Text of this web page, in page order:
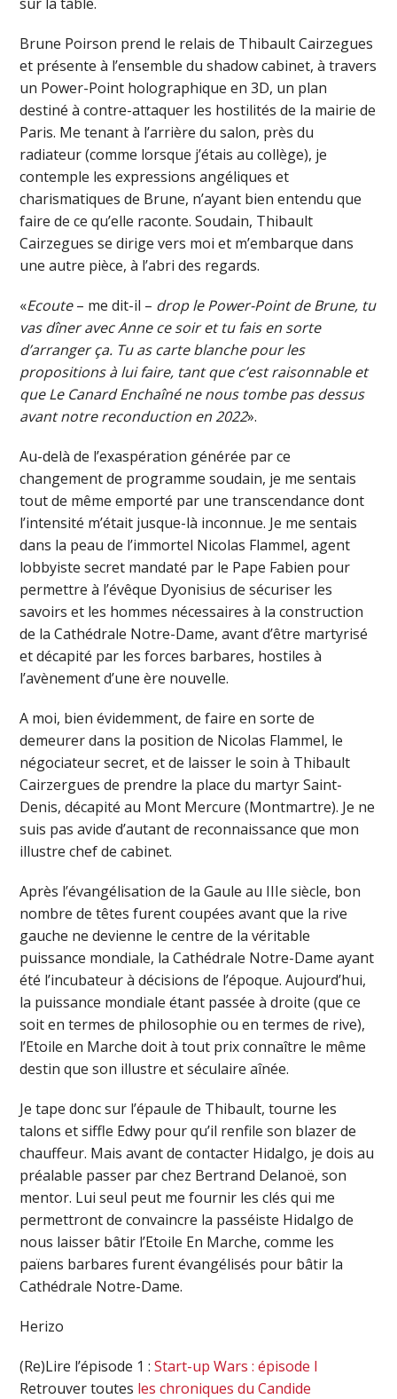
Brune Poirson prend le relais de Thibault Cairzegues
et présente à l’ensemble du shadow cabinet, à travers
un Power-Point holographique en 3D, un plan
destiné à contre-attaquer les hostilités de la mairie de
Paris. Me tenant à l’arrière du salon, près du
radiateur (comme lorsque j’étais au collège), je
contemple les expressions angéliques et
charismatiques de Brune, n’ayant bien entendu que
faire de ce qu’elle raconte. Soudain, Thibault
Cairzegues se dirige vers moi et m’embarque dans
une autre pièce, à l’abri des regards.
«Ecoute– me dit-il – drop le Power-Point de Brune, tu
vas dîner avec Anne ce soir et tu fais en sorte
d’arranger ça. Tu as carte blanche pour les
propositions à lui faire, tant que c’est raisonnable et
que Le Canard Enchaîné ne nous tombe pas dessus
avant notre reconduction en 2022».
Au-delà de l’exaspération générée par ce
changement de programme soudain, je me sentais
tout de même emporté par une transcendance dont
l’intensité m’était jusque-là inconnue. Je me sentais
dans la peau de l’immortel Nicolas Flammel, agent
lobbyiste secret mandaté par le Pape Fabien pour
permettre à l’évêque Dyonisius de sécuriser les
savoirs et les hommes nécessaires à la construction
de la Cathédrale Notre-Dame, avant d’être martyrisé
et décapité par les forces barbares, hostiles à
l’avènement d’une ère nouvelle.
A moi, bien évidemment, de faire en sorte de
demeurer dans la position de Nicolas Flammel, le
négociateur secret, et de laisser le soin à Thibault
Cairzergues de prendre la place du martyr Saint-
Denis, décapité au Mont Mercure (Montmartre). Je ne
suis pas avide d’autant de reconnaissance que mon
illustre chef de cabinet.
Après l’évangélisation de la Gaule au IIIe siècle, bon
nombre de têtes furent coupées avant que la rive
gauche ne devienne le centre de la véritable
puissance mondiale, la Cathédrale Notre-Dame ayant
été l’incubateur à décisions de l’époque. Aujourd’hui,
la puissance mondiale étant passée à droite (que ce
soit en termes de philosophie ou en termes de rive),
l’Etoile en Marche doit à tout prix connaître le même
destin que son illustre et séculaire aînée.
Je tape donc sur l’épaule de Thibault, tourne les
talons et siffle Edwy pour qu’il renfile son blazer de
chauffeur. Mais avant de contacter Hidalgo, je dois au
préalable passer par chez Bertrand Delanoë, son
mentor. Lui seul peut me fournir les clés qui me
permettront de convaincre la passéiste Hidalgo de
nous laisser bâtir l’Etoile En Marche, comme les
païens barbares furent évangélisés pour bâtir la
Cathédrale Notre-Dame.
Herizo
(Re)Lire l’épisode 1 :Start-up Wars : épisode I
Retrouver toutes les chroniques du Candide